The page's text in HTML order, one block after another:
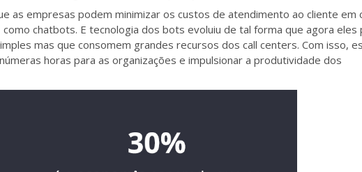
as empresas podem minimizar os custos de atendimento ao cliente em
chatbots. E tecnologia dos bots evoluiu de tal forma que agora eles
mas que consomem grandes recursos dos call centers. Com isso,
horas para as organizações e impulsionar a produtividade dos